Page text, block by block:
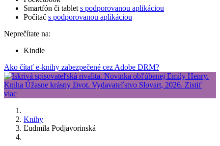
Smartfón či tablet s podporovanou aplikáciou
Počítač s podporovanou aplikáciou
Neprečítate na:
Kindle
Ako čítať e-knihy zabezpečené cez Adobe DRM?
Knihy
Ľudmila Podjavorinská